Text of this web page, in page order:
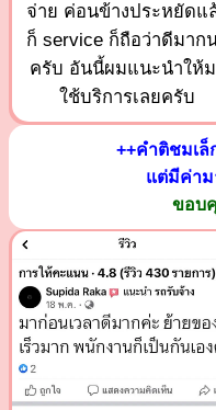
จ่าย ค่อนข้างประหยัดแ
ก็ service ก็ถือว่าดีมาก
ครับ อันนี้ผมแนะนำให้
ใช้บริการเลยครับ
++คำติชมเล็
แต่มีค่าม
ขอบ